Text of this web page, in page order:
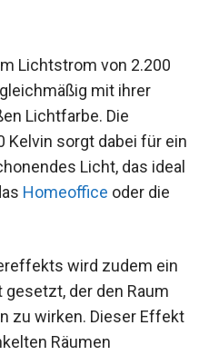
Lichtstrom von 2.200
mit ihrer
Lichtfarbe. Die
Kelvin sorgt dabei für ein
Licht, das ideal
Homeoffice oder die
wird zudem ein
gesetzt, der den Raum
zu wirken. Dieser Effekt
Räumen